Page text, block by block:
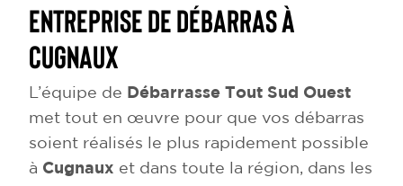
Entreprise de débarras à
Cugnaux
L’équipe de
Débarrasse Tout Sud Ouest
met tout en œuvre pour que vos débarras
soient réalisés le plus rapidement possible
à Cugnaux et dans toute la région, dans les